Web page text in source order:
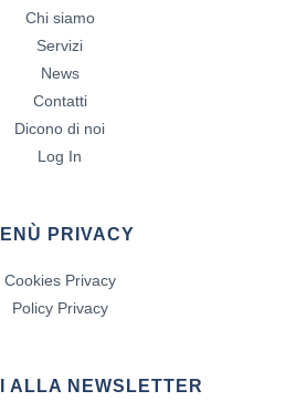
Chi siamo
Servizi
News
Contatti
Dicono di noi
Log In
PRIVACY
Cookies Privacy
Policy Privacy
ALLA NEWSLETTER